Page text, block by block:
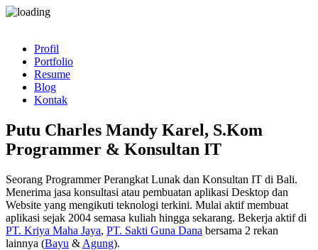
Profil
Portfolio
Resume
Blog
Kontak
Putu Charles Mandy Karel, S.Kom
Programmer & Konsultan IT
Seorang Programmer Perangkat Lunak dan Konsultan IT di Bali.
Menerima jasa konsultasi atau pembuatan aplikasi Desktop dan
Website yang mengikuti teknologi terkini. Mulai aktif membuat
aplikasi sejak 2004 semasa kuliah hingga sekarang. Bekerja aktif di
PT. Kriya Maha Jaya, PT. Sakti Guna Dana bersama 2 rekan
lainnya (Bayu & Agung).